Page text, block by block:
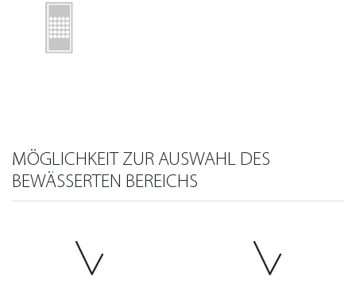
MÖGLICHKEIT ZUR AUSWAHL DES
BEWÄSSERTEN BEREICHS